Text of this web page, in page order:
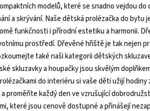
modelů, které se snadno vejdou do
askrývání. Naše dětská prolézačka do bytu
funkčnosti i přírodní estetiku a harmonii.
prostředí. Dřevěné hřiště je tak nejen
také naši kategoriidětských
skluzavky a houpačky jsou skvělým
do interiéru si vaše děti užijí
proměňte každý den ve vzrušující
které jsou cenově dostupné a přinášejí